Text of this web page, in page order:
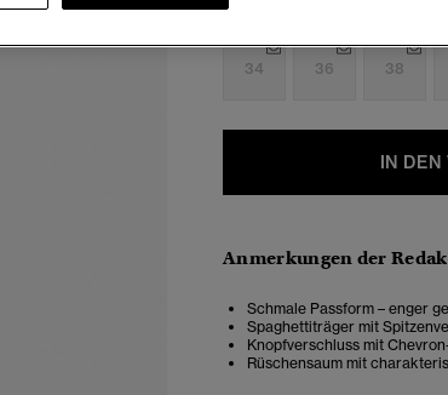
Auswählen Größe:
34 36 38
IN DEN
Anmerkungen der
Schmale Passform – enger
Spaghettiträger mit
Knopfverschluss mit
Rüschensaum mit